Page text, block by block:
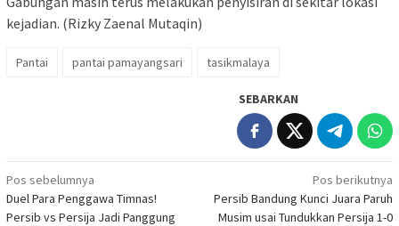
kejadian. (Rizky Zaenal Mutaqin)
Pantai pantai pamayangsari tasikmalaya
SEBARKAN
Navigasi
pos
Pos sebelumnya
Duel Para Penggawa Timnas!
Persib vs Persija Jadi Panggung
Pos berikutnya
Persib Bandung Kunci Juara Paruh
Musim usai Tundukkan Persija 1-0